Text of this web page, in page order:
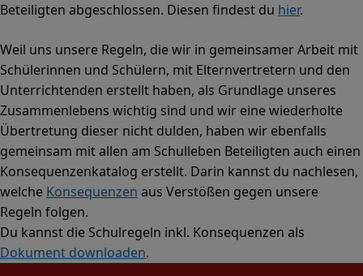
Beteiligten abgeschlossen. Diesen findest du hier.
Weil uns unsere Regeln, die wir in gemeinsamer Arbeit mit
Schülerinnen und Schülern, mit Elternvertretern und den
Unterrichtenden erstellt haben, als Grundlage unseres
Zusammenlebens wichtig sind und wir eine wiederholte
Übertretung dieser nicht dulden, haben wir ebenfalls
gemeinsam mit allen am Schulleben Beteiligten auch einen
Konsequenzenkatalog erstellt. Darin kannst du nachlesen,
welche Konsequenzen aus Verstößen gegen unsere
Regeln folgen.
Du kannst die Schulregeln inkl. Konsequenzen als
Dokument downloaden.